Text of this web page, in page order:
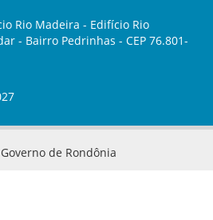
Rio Madeira - Edifício Rio
- Bairro Pedrinhas - CEP 76.801-
de Rondônia